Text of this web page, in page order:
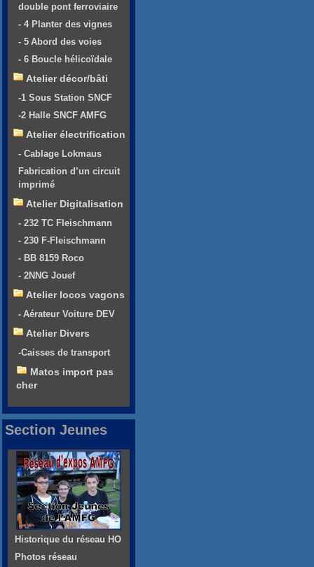
double pont ferroviaire
- 4 Planter des vignes
- 5 Abord des voies
- 6 Boucle hélicoïdale
Atelier décor/bâti
-1 Sous Station SNCF
-2 Halle SNCF AMFG
Atelier électrification
- Cablage Lokmaus
Fabrication d’un circuit
imprimé
Atelier Digitalisation
- 232 TC Fleischmann
- 230 F-Fleischmann
- BB 8159 Roco
- 2NNG Jouef
Atelier locos vagons
- Aérateur Voiture DEV
Atelier Divers
-Caisses de transport
Matos import pas
cher
Section Jeunes
Historique du réseau HO
Photos réseau